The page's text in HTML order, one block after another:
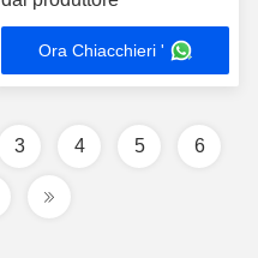
Ora Chiacchieri '
3 4 5 6